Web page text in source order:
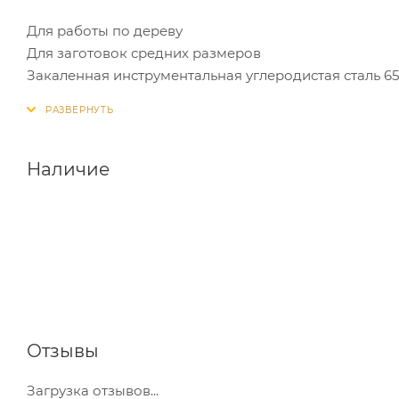
Для работы по дереву
Для заготовок средних размеров
Закаленная инструментальная углеродистая сталь
Чистый рез
Наличие
Отзывы
Загрузка отзывов...